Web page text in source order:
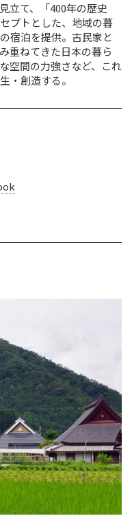
立て、「400年の歴史
プトとした、地域の暮
宿泊を提供。古民家と
重ねてきた日本の暮ら
空間の力強さなど、これ
・創造する。